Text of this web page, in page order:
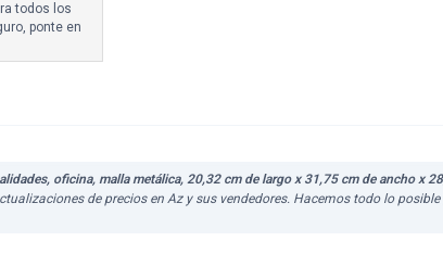
todos los
ponte en
oficina, malla metálica, 20,32 cm de largo x 31,75 cm de ancho x
de precios en Az y sus vendedores. Hacemos todo lo posible